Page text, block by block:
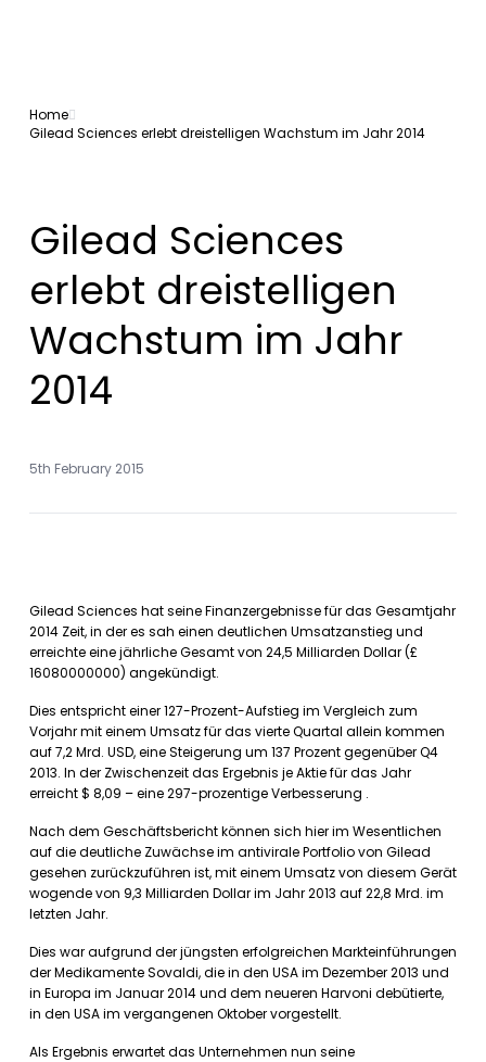
Home
Gilead Sciences erlebt dreistelligen Wachstum im Jahr 2014
Gilead Sciences
erlebt dreistelligen
Wachstum im Jahr
2014
5th February 2015
Gilead Sciences hat seine Finanzergebnisse für das Gesamtjahr
2014 Zeit, in der es sah einen deutlichen Umsatzanstieg und
erreichte eine jährliche Gesamt von 24,5 Milliarden Dollar (£
16080000000) angekündigt.
Dies entspricht einer 127-Prozent-Aufstieg im Vergleich zum
Vorjahr mit einem Umsatz für das vierte Quartal allein kommen
auf 7,2 Mrd. USD, eine Steigerung um 137 Prozent gegenüber Q4
2013. In der Zwischenzeit das Ergebnis je Aktie für das Jahr
erreicht $ 8,09 – eine 297-prozentige Verbesserung .
Nach dem Geschäftsbericht können sich hier im Wesentlichen
auf die deutliche Zuwächse im antivirale Portfolio von Gilead
gesehen zurückzuführen ist, mit einem Umsatz von diesem Gerät
wogende von 9,3 Milliarden Dollar im Jahr 2013 auf 22,8 Mrd. im
letzten Jahr.
Dies war aufgrund der jüngsten erfolgreichen Markteinführungen
der Medikamente Sovaldi, die in den USA im Dezember 2013 und
in Europa im Januar 2014 und dem neueren Harvoni debütierte,
in den USA im vergangenen Oktober vorgestellt.
Als Ergebnis erwartet das Unternehmen nun seine